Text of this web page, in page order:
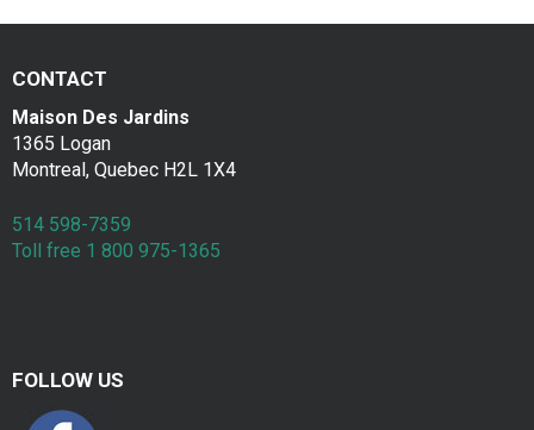
CONTACT
Maison Des Jardins
1365 Logan
Montreal, Quebec H2L 1X4
514 598-7359
Toll free 1 800 975-1365
FOLLOW US